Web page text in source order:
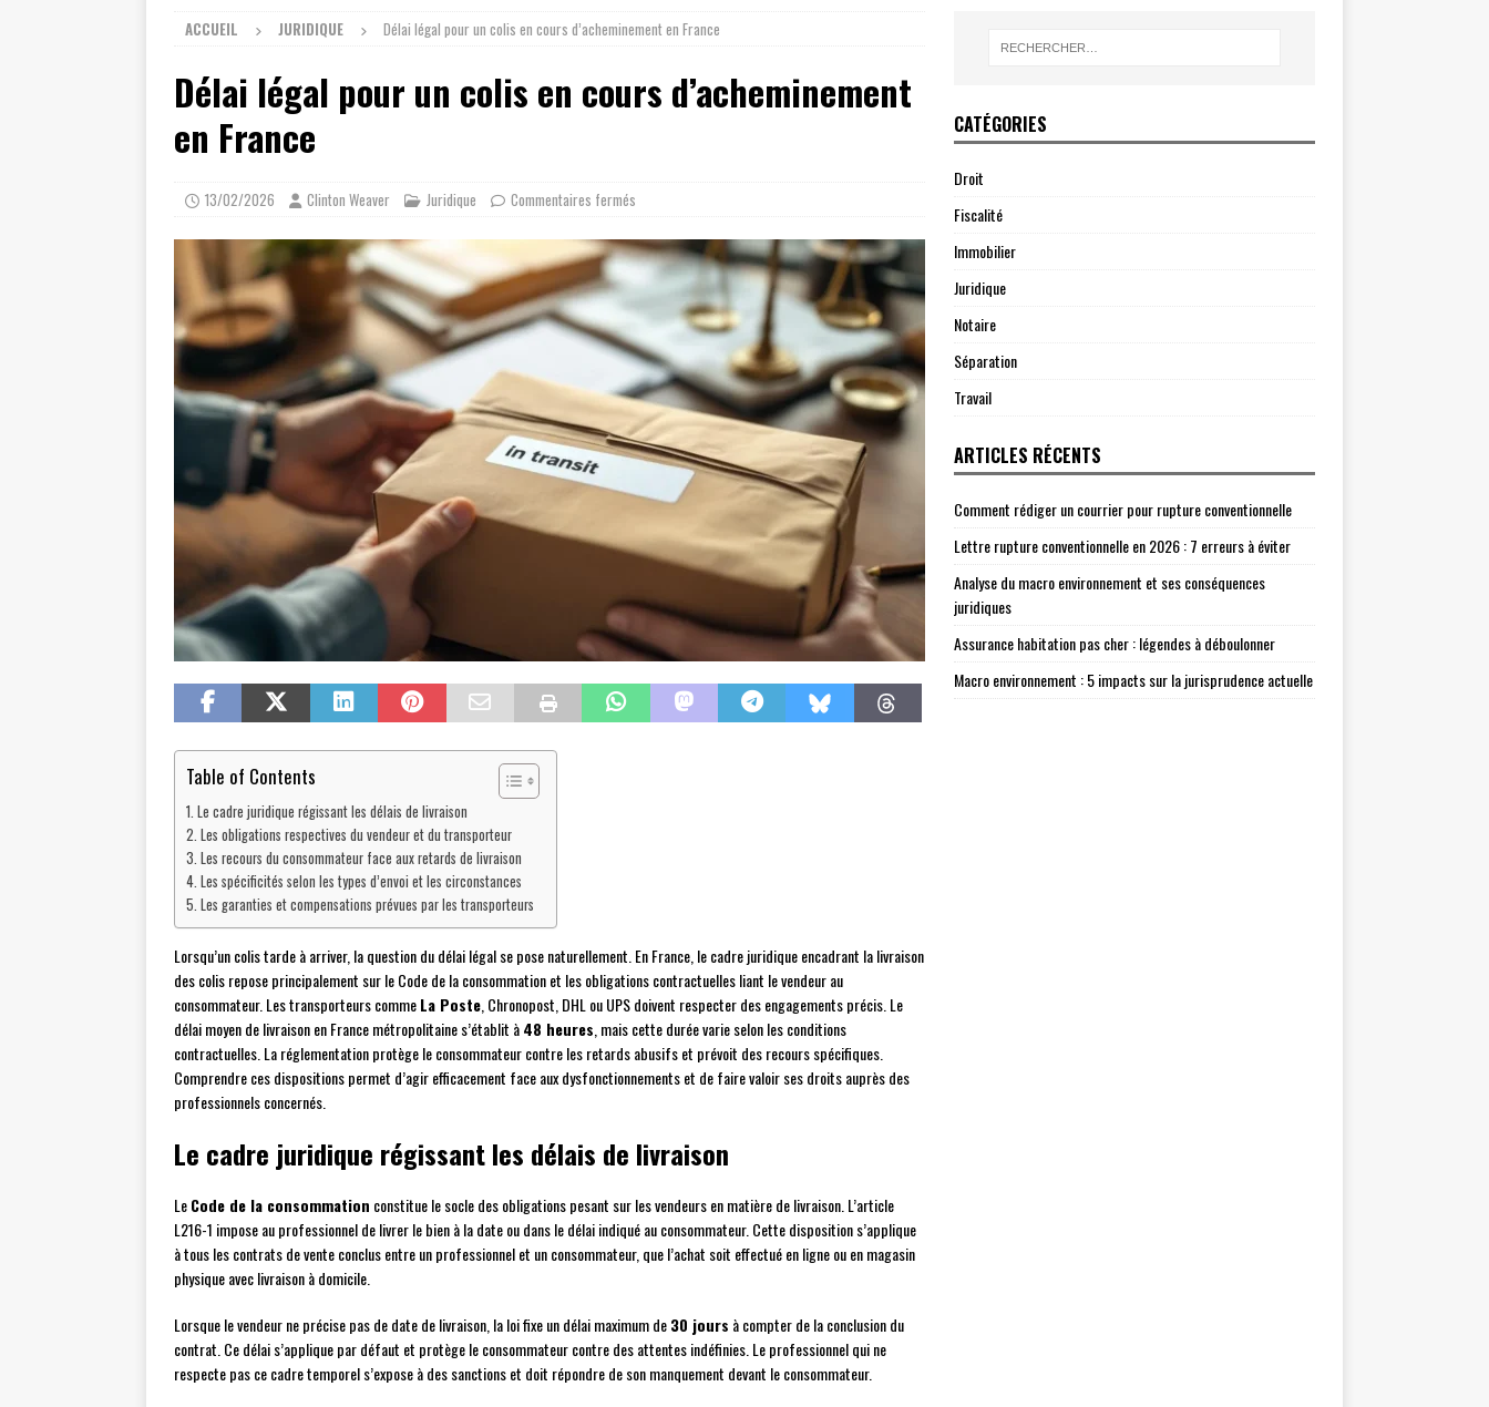
ACCUEIL JURIDIQUE Délai légal pour un colis en cours d’acheminement en France
Délai légal pour un colis en cours d’acheminement
en France
13/02/2026 Clinton Weaver Juridique Commentaires fermés
Table of Contents
Le cadre juridique régissant les délais de livraison
Les obligations respectives du vendeur et du transporteur
Les recours du consommateur face aux retards de livraison
Les spécificités selon les types d’envoi et les circonstances
Les garanties et compensations prévues par les transporteurs
Lorsqu’un colis tarde à arriver, la question du délai légal se pose naturellement. En France, le cadre juridique encadrant la livraison
des colis repose principalement sur le Code de la consommation et les obligations contractuelles liant le vendeur au
consommateur. Les transporteurs commeLa Poste , Chronopost, DHL ou UPS doivent respecter des engagements précis. Le
délai moyen de livraison en France métropolitaine s’établit à48 heures , mais cette durée varie selon les conditions
contractuelles. La réglementation protège le consommateur contre les retards abusifs et prévoit des recours spécifiques.
Comprendre ces dispositions permet d’agir efficacement face aux dysfonctionnements et de faire valoir ses droits auprès des
professionnels concernés.
Le cadre juridique régissant les délais de livraison
LeCode de la consommation constitue le socle des obligations pesant sur les vendeurs en matière de livraison. L’article
L216-1 impose au professionnel de livrer le bien à la date ou dans le délai indiqué au consommateur. Cette disposition s’applique
à tous les contrats de vente conclus entre un professionnel et un consommateur, que l’achat soit effectué en ligne ou en magasin
physique avec livraison à domicile.
Lorsque le vendeur ne précise pas de date de livraison, la loi fixe un délai maximum de30 jours à compter de la conclusion du
contrat. Ce délai s’applique par défaut et protège le consommateur contre des attentes indéfinies. Le professionnel qui ne
respecte pas ce cadre temporel s’expose à des sanctions et doit répondre de son manquement devant le consommateur.
CATÉGORIES
Droit
Fiscalité
Immobilier
Juridique
Notaire
Séparation
Travail
ARTICLES RÉCENTS
Comment rédiger un courrier pour rupture conventionnelle
Lettre rupture conventionnelle en 2026 : 7 erreurs à éviter
Analyse du macro environnement et ses conséquences
juridiques
Assurance habitation pas cher : légendes à déboulonner
Macro environnement : 5 impacts sur la jurisprudence actuelle